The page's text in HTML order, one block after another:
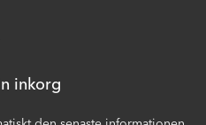
inkorg